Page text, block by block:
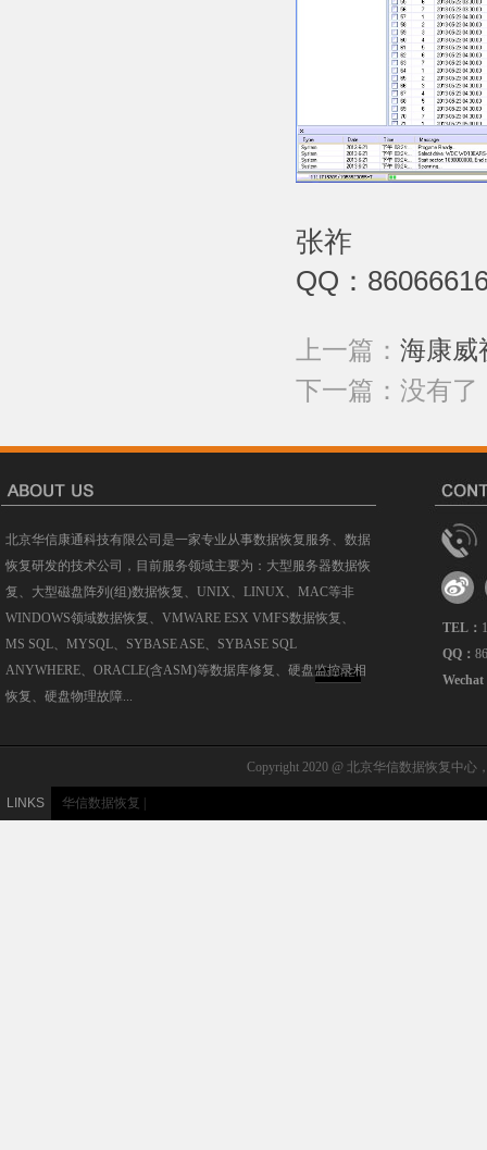
张祚
QQ：
上一篇： 海康威
下一篇：没有了
北京华信康通科技有限公司是一家专业从事数据恢复服务、数据
恢复研发的技术公司，目前服务领域主要为：大型服务器数据恢
复、大型磁盘阵列(组)数据恢复、UNIX、LINUX、MAC等非
WINDOWS领域数据恢复、VMWARE ESX VMFS数据恢复、
MS SQL、MYSQL、SYBASE ASE、SYBASE SQL
ANYWHERE、ORACLE(含ASM)等数据库修复、硬盘监控录相
恢复、硬盘物理故障...
MORE
TEL：
QQ：
Wechat
Copyright 2020 @ 北京华信数据恢复中心
LINKS 华信数据恢复 |